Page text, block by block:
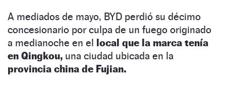
A mediados de mayo, BYD perdió su décimo
concesionario por culpa de un fuego originado
a medianoche en el local que la marca tenía
en Qingkou, una ciudad ubicada en la
provincia china de Fujian.